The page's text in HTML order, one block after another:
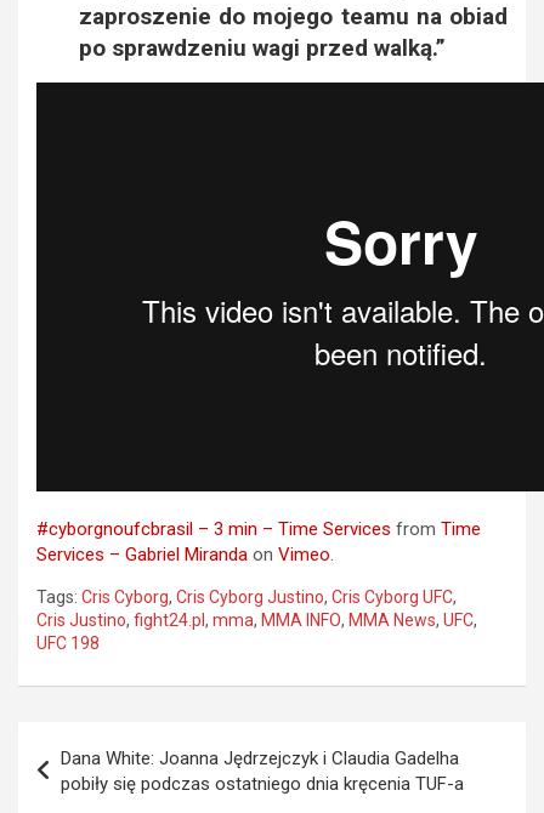
zaproszenie do mojego teamu na obiad
po sprawdzeniu wagi przed walką.”
#cyborgnoufcbrasil – 3 min – Time Services from Time
Services – Gabriel Miranda on Vimeo.
Tags: Cris Cyborg, Cris Cyborg Justino, Cris Cyborg UFC,
Cris Justino, fight24.pl , mma, MMA INFO, MMA News, UFC,
UFC 198
wpisu
Dana White: Joanna Jędrzejczyk i Claudia Gadelha
pobiły się podczas ostatniego dnia kręcenia TUF-a